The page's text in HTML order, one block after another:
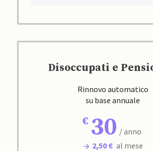
Disoccupati e
Rinnovo automatico
su base annuale
30 / anno
2,50 € al mese